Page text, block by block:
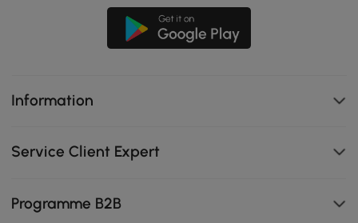
Information
Service Client Expert
Programme B2B